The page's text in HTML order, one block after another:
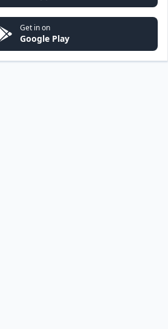
Get in on
Google Play